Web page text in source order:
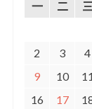
一 二
2
3 4
9
10 11
16
17